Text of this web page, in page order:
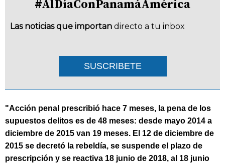
#AlDíaConPanamáAmérica
Las noticias que importan directo a tu inbox
SUSCRIBETE
"Acción penal prescribió hace 7 meses, la pena de los
supuestos delitos es de 48 meses: desde mayo 2014 a
diciembre de 2015 van 19 meses. El 12 de diciembre de
2015 se decretó la rebeldía, se suspende el plazo de
prescripción y se reactiva 18 junio de 2018, al 18 junio